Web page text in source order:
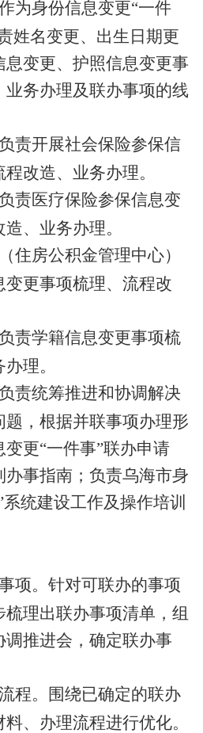
为身份信息变更“一件
姓名变更、出生日期更
变更、护照信息变更事
业务办理及联办事项的线
责开展社会保险参保信
改造、业务办理。
责医疗保险参保信息变
、业务办理。
住房公积金管理中心）
更事项梳理、流程改
责学籍信息变更事项梳
理。
责统筹推进和协调解决
， 根据并联事项办理形
变更“一件事”联办申请
办事指南；负责乌海市身
系统建设工作及操作培训
项。 针对可联办的事项
理出联办事项清单，组
推进会，确定联办事
程。
围绕已确定的联办
、办理流程进行优化。